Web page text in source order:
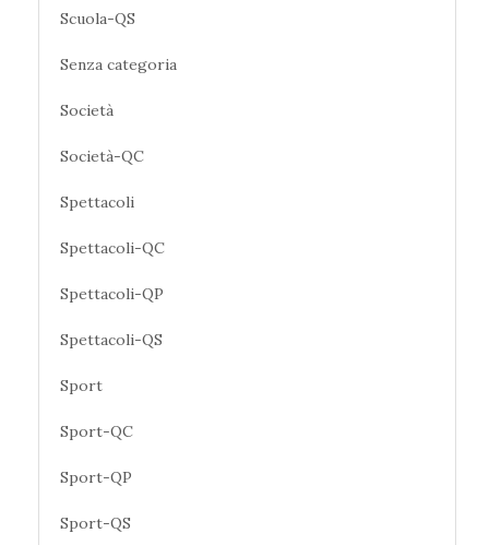
Scuola-QS
Senza categoria
Società
Società-QC
Spettacoli
Spettacoli-QC
Spettacoli-QP
Spettacoli-QS
Sport
Sport-QC
Sport-QP
Sport-QS